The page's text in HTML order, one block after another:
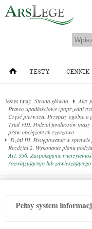
TESTY CENNIK
Jesteś tutaj: Strona główna
Akty
Prawo upadłościowe (poprzedni
Część pierwsza. Przepisy ogólne o
Tytuł VIII. Podział funduszów
praw obciążonych rzeczowo
Dział III. Postępowanie w sprawie
Rozdział 2. Wykonanie planu
Art. 356. Zaspokajanie
rozwiązującego lub zawieszającego
Pełny system